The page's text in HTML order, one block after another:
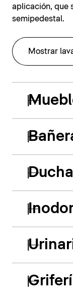
aplicación, que
semipedestal.
Mostrar
Ducha